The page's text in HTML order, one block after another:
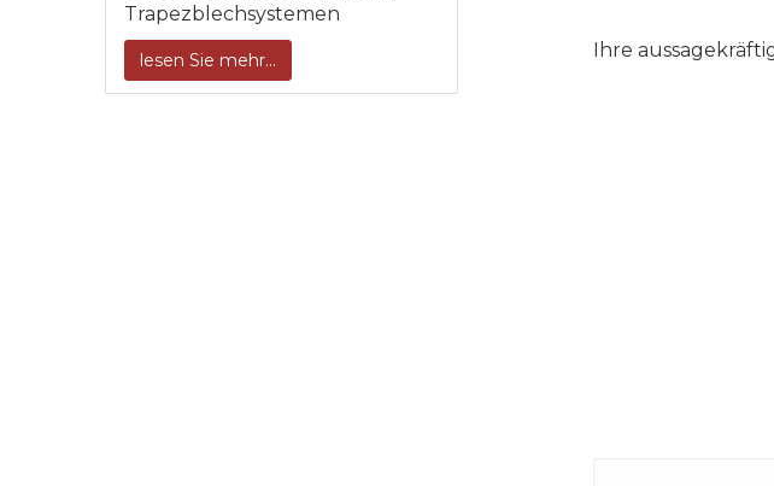
Trapezblechsystemen
lesen Sie mehr... Ihre